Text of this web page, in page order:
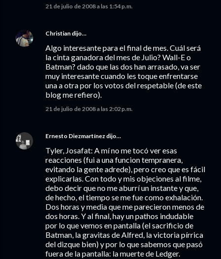
21 de julio de 2008 a las 1:54 p.m.
Christian dijo…
Algo interesante para el final de mes. Cuál será
la cinta ganadora del mes de Julio? Wall-E o
Batman? dado que las dos han arrasado, va ser
muy interesante cuando les toque enfrentarse
una a otra por los votos del respetable (de este
blog me refiero).
21 de julio de 2008 a las 2:02 p.m.
Ernesto Diezmartínez dijo…
Tyler, Josafat: A mí no me tocó ver esas
reacciones (fui a una funcion tempranera,
evitando la gente adrede), pero creo que es fácil
explicarlas. Con todo y mis objeciones al filme,
debo decir que no me aburrí un instante y que,
de hecho, el tiempo se me fue como exhalación.
Dos horas y media que me parecieron menos de
dos horas. Y al final, hay un pathos indudable
por lo que vemos en pantalla (el sacrificio de
Batman, la gravitas de Alfred, la victoria pírrica
del dizque bien) y por lo que sabemos que pasó
fuera de la pantalla: la muerte de Ledger.